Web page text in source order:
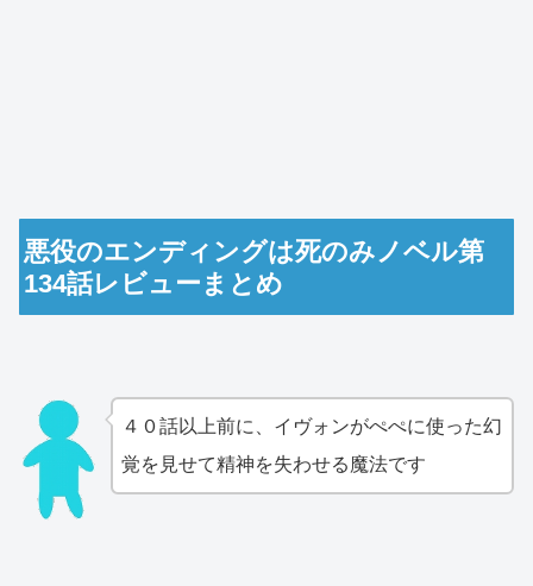
悪役のエンディングは死のみノベル第
134話レビューまとめ
４０話以上前に、イヴォンがぺぺに使った幻
覚を見せて精神を失わせる魔法です